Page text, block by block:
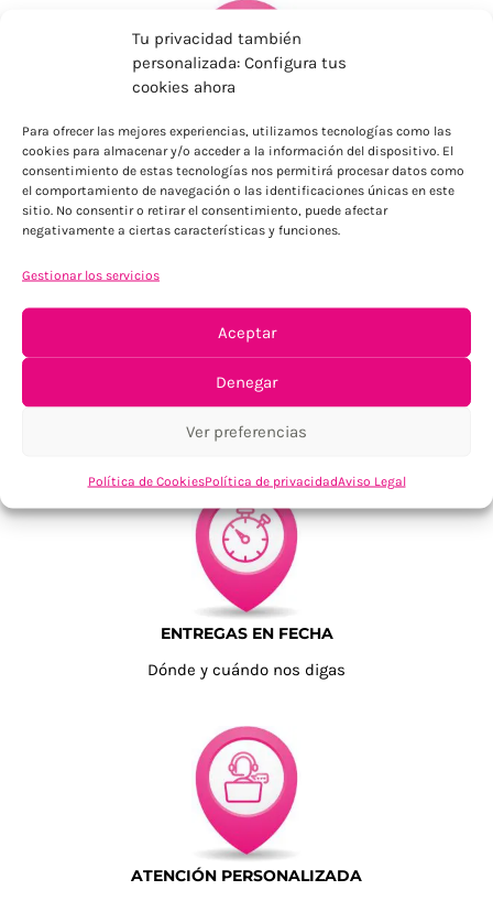
Tu privacidad también
personalizada: Configura tus
cookies ahora
Para ofrecer las mejores experiencias, utilizamos tecnologías como las
cookies para almacenar y/o acceder a la información del dispositivo. El
consentimiento de estas tecnologías nos permitirá procesar datos como
el comportamiento de navegación o las identificaciones únicas en este
sitio. No consentir o retirar el consentimiento, puede afectar
negativamente a ciertas características y funciones.
Gestionar los servicios
Aceptar
Denegar
Ver preferencias
Política de CookiesPolítica de privacidadAviso Legal
ENVÍOS ECONÓMICOS
Para Península, resto consultar
TU SATISFACCIÓN = LA NUESTRA
Tu confianza, nuestro objetivo
ENTREGAS EN FECHA
Dónde y cuándo nos digas
ATENCIÓN PERSONALIZADA